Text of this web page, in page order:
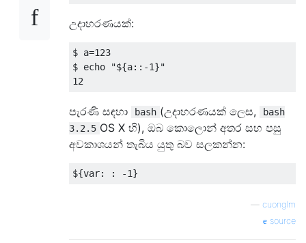
උදාහරණයක්:
$ a=123
$ echo
"${a::-1}"
12
පැරණි සඳහා bash (උදාහරණයක් ලෙස,
bash
3.2.5 OS X හි), ඔබ කොලොන් අතර සහ පසු
අවකාශයන් තැබිය යුතු බව සලකන්න:
${var: : -1}
cuonglm
source